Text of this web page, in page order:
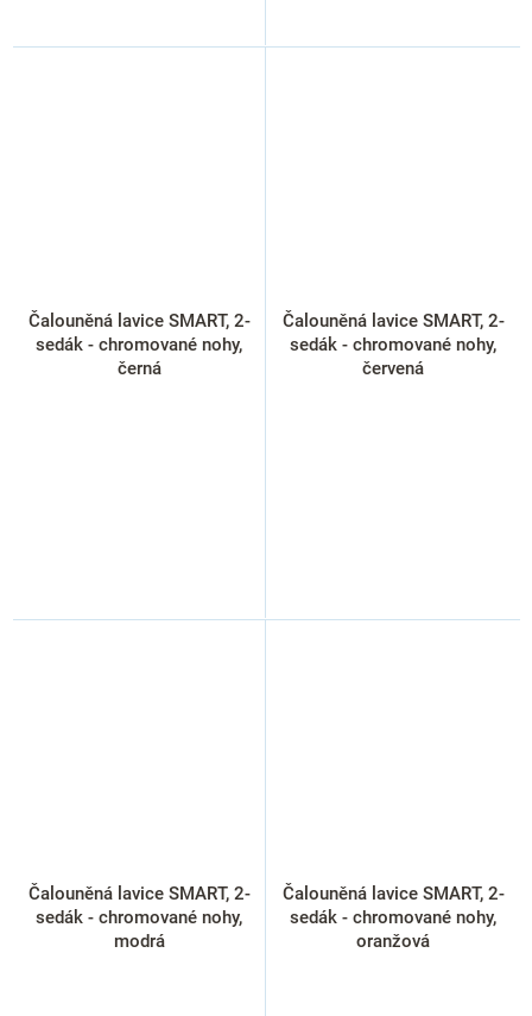
Čalouněná lavice SMART, 2-
sedák - chromované nohy,
černá
Čalouněná lavice SMART, 2-
sedák - chromované nohy,
červená
Čalouněná lavice SMART, 2-
sedák - chromované nohy,
modrá
Čalouněná lavice SMART, 2-
sedák - chromované nohy,
oranžová